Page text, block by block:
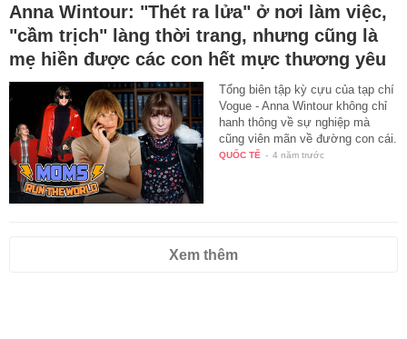
Anna Wintour: "Thét ra lửa" ở nơi làm việc,
"cầm trịch" làng thời trang, nhưng cũng là
mẹ hiền được các con hết mực thương yêu
Tổng biên tập kỳ cựu của tạp chí
Vogue - Anna Wintour không chỉ
hanh thông về sự nghiệp mà
cũng viên mãn về đường con cái.
QUỐC TẾ - 4 năm trước
Xem thêm